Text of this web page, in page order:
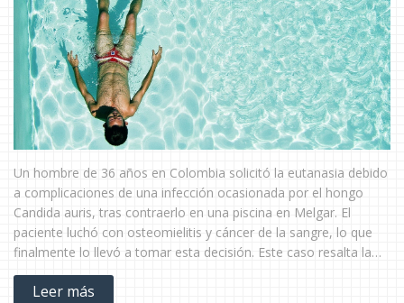
Un hombre de 36 años en Colombia solicitó la eutanasia debido
a complicaciones de una infección ocasionada por el hongo
Candida auris, tras contraerlo en una piscina en Melgar. El
paciente luchó con osteomielitis y cáncer de la sangre, lo que
finalmente lo llevó a tomar esta decisión. Este caso resalta la
necesidad de mantener altos estándares de limpieza y
desinfección en piscinas públicas.
Leer más